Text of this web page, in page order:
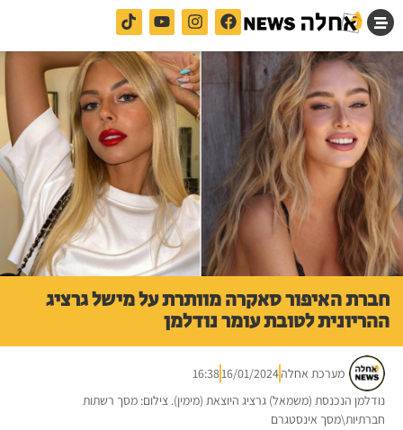
חברת האיפור סאקרה מוותרת על מישל גרציג
ההריונית לטובת עומר נודלמן
מערכת אחלה16/01/2024
16:38
נודלמן הנכנסת (משמאל) גרציג היוצאת (מימין). צילום: מסך רשתות
חברתיות\מסך אינסטגרם